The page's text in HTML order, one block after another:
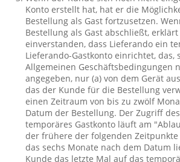
Konto erstellt hat, hat er die
Bestellung als Gast fortzusetzen.
Bestellung als Gast abschließt,
einverstanden, dass Lieferando ein
Lieferando-Gastkonto einrichtet, das,
Allgemeinen Geschäftsbedingungen
angegeben, nur (a) von dem Gerät
das der Kunde für die Bestellung
einen Zeitraum von bis zu zwölf
Datum der Bestellung. Der Zugriff
temporäres Gastkonto läuft am
der frühere der folgenden Zeitpunkte
das sechs Monate nach dem Datum
Kunde das letzte Mal auf das